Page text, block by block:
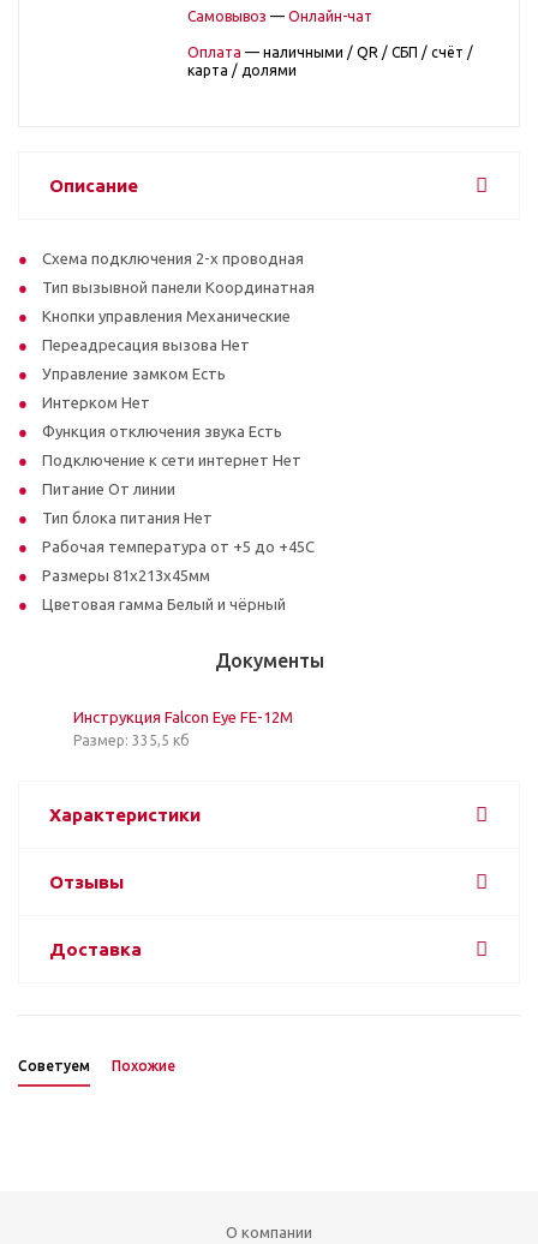
Самовывоз — Онлайн-чат
Оплата — наличными / QR / СБП / счёт /
карта / долями
Описание
Схема подключения 2-х проводная
Тип вызывной панели Координатная
Кнопки управления Механические
Переадресация вызова Нет
Управление замком Есть
Интерком Нет
Функция отключения звука Есть
Подключение к сети интернет Нет
Питание От линии
Тип блока питания Нет
Рабочая температура от +5 до +45С
Размеры 81х213х45мм
Цветовая гамма Белый и чёрный
Документы
Инструкция Falcon Eye FE-12M
Размер: 335,5 кб
Характеристики
Отзывы
Доставка
Советуем Похожие
О компании